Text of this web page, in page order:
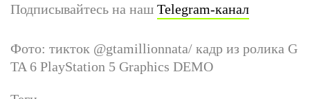
Подписывайтесь на наш Telegram-канал
Фото: тикток @gtamillionnata/ кадр из ролика G
TA 6 PlayStation 5 Graphics DEMO